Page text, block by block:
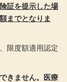
証を提示した場
までとなりま
限度額適用認定
きません。医療